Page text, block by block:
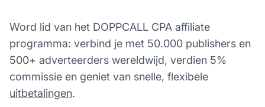
Word lid van het DOPPCALL CPA affiliate
programma: verbind je met 50.000 publishers en
500+ adverteerders wereldwijd, verdien 5%
commissie en geniet van snelle, flexibele
uitbetalingen.